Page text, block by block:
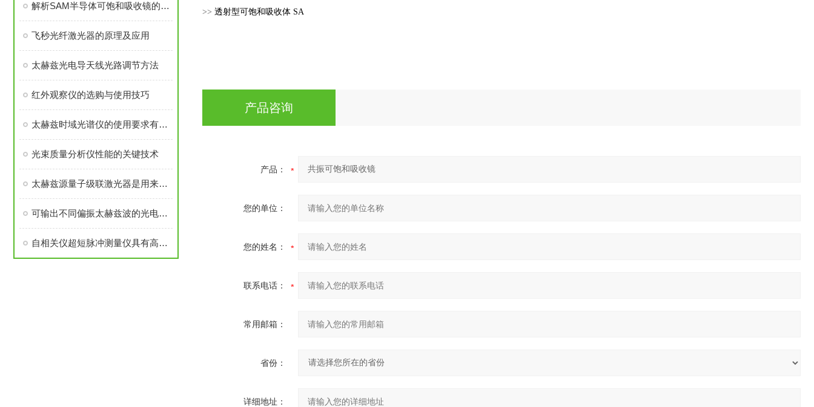
解析SAM半导体可饱和吸收镜的核心物理机制
飞秒光纤激光器的原理及应用
太赫兹光电导天线光路调节方法
红外观察仪的选购与使用技巧
太赫兹时域光谱仪的使用要求有哪些？
光束质量分析仪性能的关键技术
太赫兹源量子级联激光器是用来干什么的?
可输出不同偏振太赫兹波的光电导天线
自相关仪超短脉冲测量仪具有高分辨率、高灵敏度等优点
>> 透射型可饱和吸收体 SA
产品咨询
产品：
您的单位：
您的姓名：
联系电话：
常用邮箱：
省份：
详细地址：